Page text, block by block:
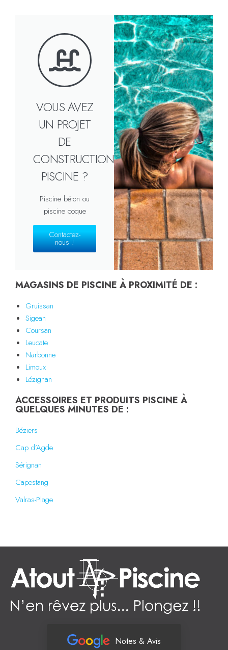
VOUS AVEZ
UN PROJET
DE
CONSTRUCTION
PISCINE ?
Piscine béton ou
piscine coque
Contactez-
nous !
MAGASINS DE PISCINE À PROXIMITÉ DE :
Gruissan
Sigean
Coursan
Leucate
Narbonne
Limoux
Lézignan
ACCESSOIRES ET PRODUITS PISCINE À
QUELQUES MINUTES DE :
Béziers
Cap d’Agde
Sérignan
Capestang
Valras-Plage
Notes & Avis